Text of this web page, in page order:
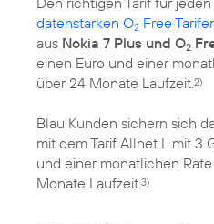
datenstarken O2 Free
aus Nokia 7 Plus und O2
einen Euro und einer
über 24 Monate Laufzeit.2)
Blau Kunden sichern sich
mit dem Tarif Allnet L mit 3
und einer monatlichen
Monate Laufzeit.3)